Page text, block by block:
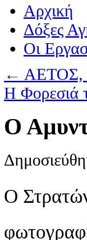
Αρχική
Δόξες
Οι
← ΑΕΤΟΣ,
Η Φορεσιά
Ο
Ο